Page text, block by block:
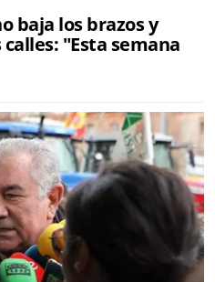
baja los brazos y
"Esta semana